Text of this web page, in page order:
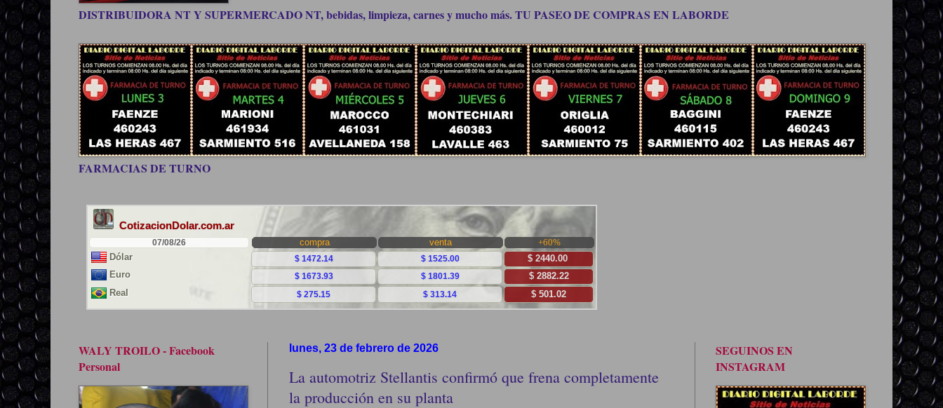
DISTRIBUIDORA NT Y SUPERMERCADO NT, bebidas, limpieza, carnes y mucho más. TU PASEO DE COMPRAS EN LABORDE
FARMACIAS DE TURNO
lunes, 23 de febrero de 2026
La automotriz Stellantis confirmó que frena completamente
la producción en su planta
WALY TROILO - Facebook
Personal
SEGUINOS EN
INSTAGRAM